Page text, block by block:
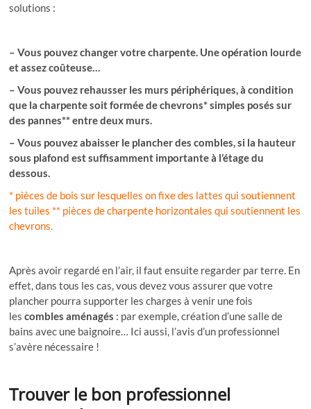
solutions :
– Vous pouvez changer votre charpente. Une opération lourde
et assez coûteuse…
– Vous pouvez rehausser les murs périphériques, à condition
que la charpente soit formée de chevrons* simples posés sur
des pannes** entre deux murs.
– Vous pouvez abaisser le plancher des combles, si la hauteur
sous plafond est suffisamment importante à l’étage du
dessous.
* pièces de bois sur lesquelles on fixe des lattes qui soutiennent
les tuiles ** pièces de charpente horizontales qui soutiennent les
chevrons.
Après avoir regardé en l’air, il faut ensuite regarder par terre. En
effet, dans tous les cas, vous devez vous assurer que votre
plancher pourra supporter les charges à venir une fois
lescombles aménagés : par exemple, création d’une salle de
bains avec une baignoire… Ici aussi, l’avis d’un professionnel
s’avère nécessaire !
Trouver le bon professionnel